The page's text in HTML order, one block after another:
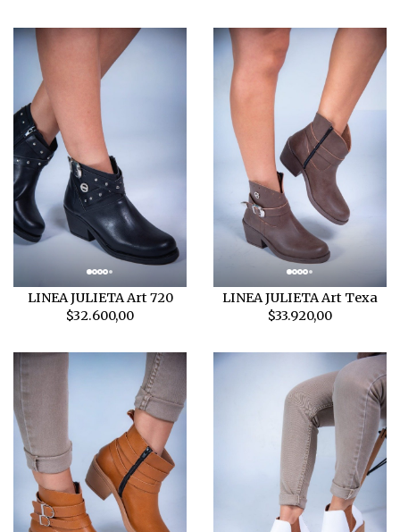
LINEA JULIETA Art 720
$32.600,00
LINEA JULIETA Art Texa
$33.920,00